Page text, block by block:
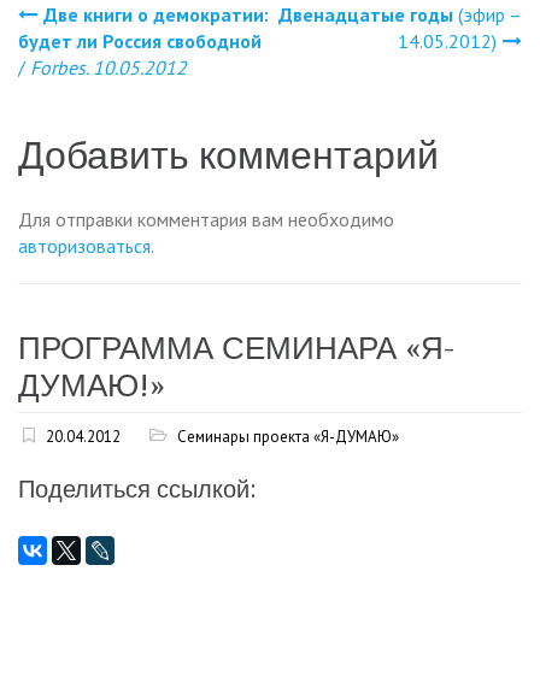
Навигация
по
записям
Две книги о демократии:
будет ли Россия свободной
/ Forbes. 10.05.2012
Двенадцатые годы (эфир –
14.05.2012)
Добавить комментарий
Для отправки комментария вам необходимо
авторизоваться.
ПРОГРАММА СЕМИНАРА «Я-
ДУМАЮ!»
20.04.2012 Семинары проекта «Я-ДУМАЮ»
Поделиться ссылкой: